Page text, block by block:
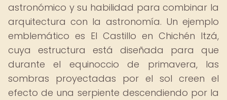
astronómico y su habilidad para combinar la
arquitectura con la astronomía. Un ejemplo
emblemático es El Castillo en Chichén Itzá,
cuya estructura está diseñada para que
durante el equinoccio de primavera, las
sombras proyectadas por el sol creen el
efecto de una serpiente descendiendo por la